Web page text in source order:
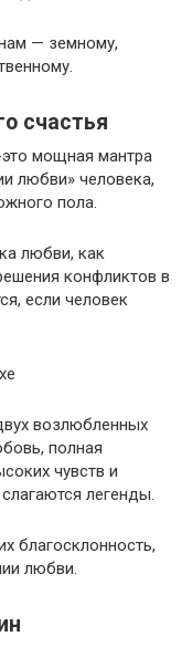
— земному,
счастья
мощная мантра
любви» человека,
пола.
любви, как
конфликтов в
если человек
возлюбленных
полная
чувств и
легенды.
благосклонность,
любви.